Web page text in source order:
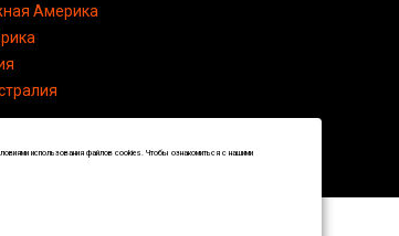
Америка
использования файлов cookies. Чтобы ознакомиться с нашими